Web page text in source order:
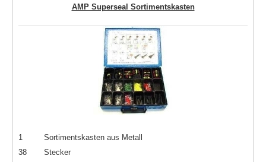
AMP Superseal Sortimentskasten
1
Sortimentskasten aus Metall
38
Stecker